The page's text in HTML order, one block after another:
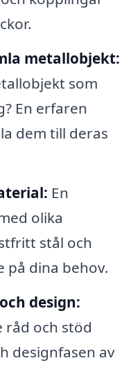
metallobjekt:
som
En erfaren
dem till deras
En
olika
stål och
på dina behov.
design:
råd och stöd
designfasen av